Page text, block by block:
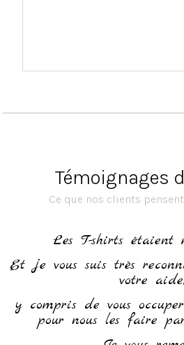
Témoignages
Ce que nos clients
Les T-shirts étaient
Et je vous suis très
votre aide,
y compris de vous
pour nous les faire